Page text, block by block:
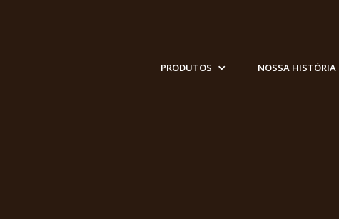
PRODUTOS NOSSA HISTÓRIA